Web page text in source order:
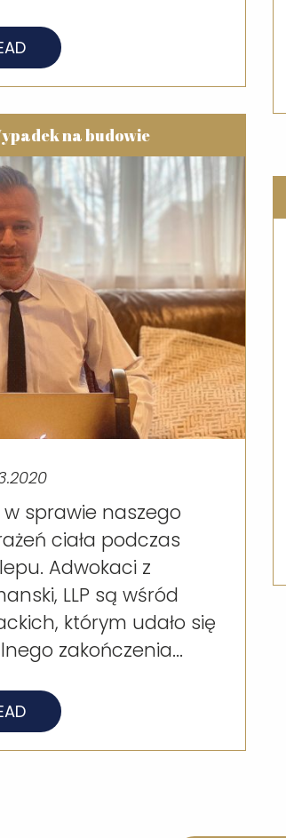
na budowie
sprawie naszego
ciała podczas
Adwokaci z
LLP są wśród
którym udało się
zakończenia...